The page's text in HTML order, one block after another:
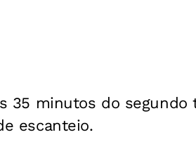
35 minutos do segundo
escanteio.